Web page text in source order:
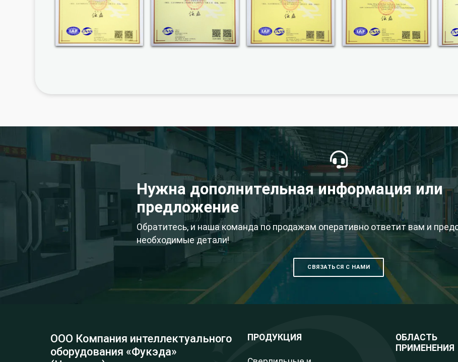
Нужна дополнительная информация или
предложение
Обратитесь, и наша команда по продажам оперативно ответит вам и
необходимые детали!
СВЯЗАТЬСЯ С НАМИ
ООО Компания интеллектуального
оборудования «Фукэда»
ПРОДУКЦИЯ
ОБЛАСТЬ
ПРИМЕНЕНИЯ